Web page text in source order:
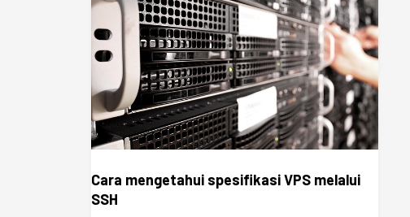
Cara mengetahui spesifikasi VPS melalui
SSH